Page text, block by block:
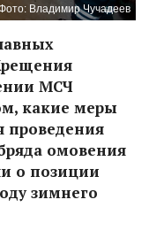
Владимир Чучадеев
МСЧ
какие меры
проведения
омовения
о позиции
зимнего